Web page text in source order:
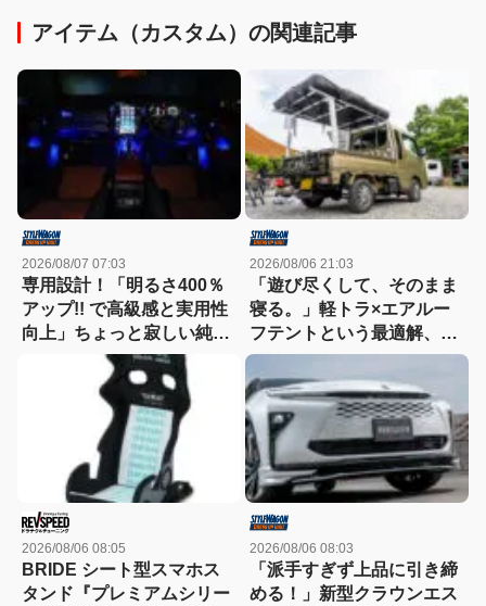
アイテム（カスタム）の関連記事
2026/08/07 07:03
専用設計！「明るさ400％
アップ!! で高級感と実用性
向上」ちょっと寂しい純正
室内照明をグレードアップ
2026/08/06 21:03
「遊び尽くして、そのまま
寝る。」軽トラ×エアルー
フテントという最適解、見
つけた!!
2026/08/06 08:05
BRIDE シート型スマホス
タンド『プレミアムシリー
2026/08/06 08:03
「派手すぎず上品に引き締
める！」新型クラウンエス